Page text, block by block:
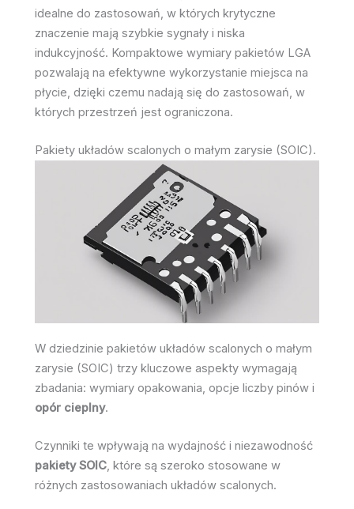
idealne do zastosowań, w których krytyczne
znaczenie mają szybkie sygnały i niska
indukcyjność. Kompaktowe wymiary pakietów LGA
pozwalają na efektywne wykorzystanie miejsca na
płycie, dzięki czemu nadają się do zastosowań, w
których przestrzeń jest ograniczona.
Pakiety układów scalonych o małym zarysie (SOIC).
W dziedzinie pakietów układów scalonych o małym
zarysie (SOIC) trzy kluczowe aspekty wymagają
zbadania: wymiary opakowania, opcje liczby pinów i
opór cieplny.
Czynniki te wpływają na wydajność i niezawodność
pakiety SOIC, które są szeroko stosowane w
różnych zastosowaniach układów scalonych.